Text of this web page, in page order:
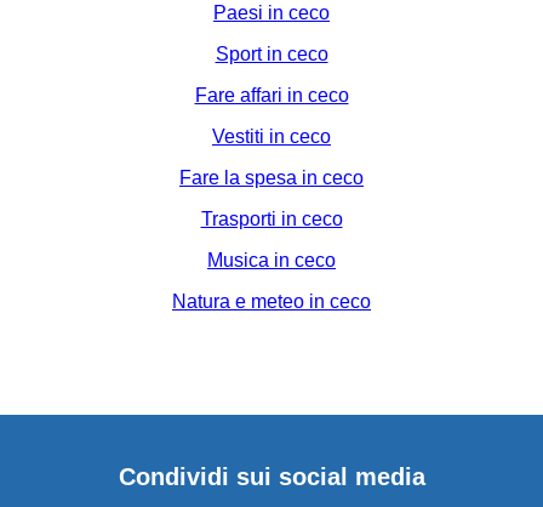
Paesi in ceco
Sport in ceco
Fare affari in ceco
Vestiti in ceco
Fare la spesa in ceco
Trasporti in ceco
Musica in ceco
Natura e meteo in ceco
Condividi sui social media